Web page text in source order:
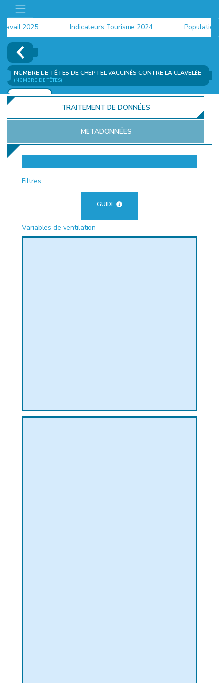
2025 Indicateurs Tourisme 2024 Population
NOMBRE DE TÊTES DE CHEPTEL VACCINÉS CONTRE LA CLAVELÉE
(NOMBRE DE TÊTES)
AJOUTER
TRAITEMENT DE DONNÉES
METADONNÉES
Filtres
GUIDE
Variables de ventilation